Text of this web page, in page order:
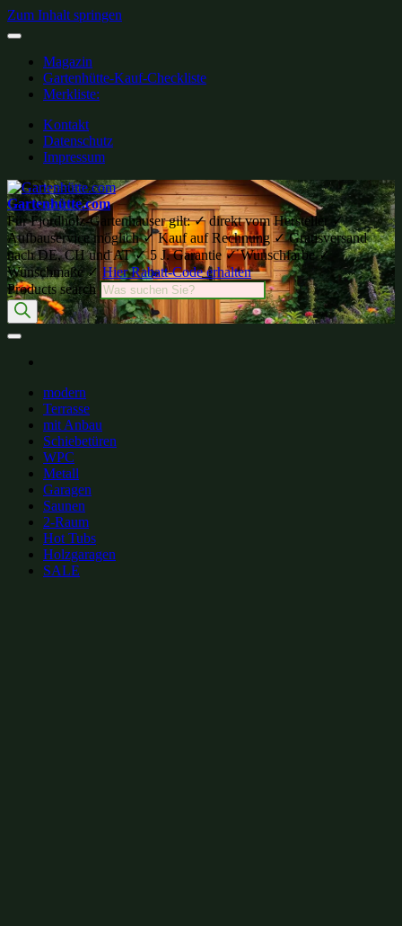
Zum Inhalt springen
Magazin
Gartenhütte-Kauf-Checkliste
Merkliste:
Kontakt
Datenschutz
Impressum
Gartenhütte.com
Für Fjordholz-Gartenhäuser gilt: ✓ direkt vom Hersteller ✓
Aufbauservice möglich ✓ Kauf auf Rechnung ✓ Gratisversand
nach DE, CH und AT ✓ 5 J. Garantie ✓ Wunschfarbe ✓
Wunschmaße ✓Hier Rabatt-Code erhalten
Products search
modern
Terrasse
mit Anbau
Schiebetüren
WPC
Metall
Garagen
Saunen
2-Raum
Hot Tubs
Holzgaragen
SALE